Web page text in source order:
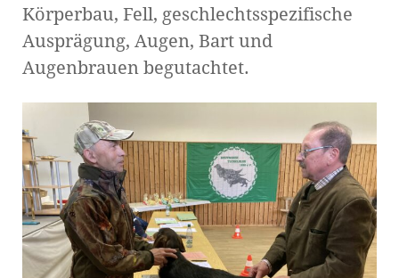
Körperbau, Fell, geschlechtsspezifische
Ausprägung, Augen, Bart und
Augenbrauen begutachtet.